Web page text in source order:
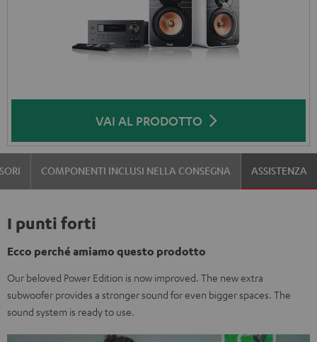
VAI AL PRODOTTO
COMPONENTI INCLUSI NELLA CONSEGNA ASSISTENZA
I punti forti
Ecco perché amiamo questo prodotto
Our beloved Power Edition is now improved. The new extra
subwoofer provides a stronger sound for even bigger spaces. The
sound system is ready to use.